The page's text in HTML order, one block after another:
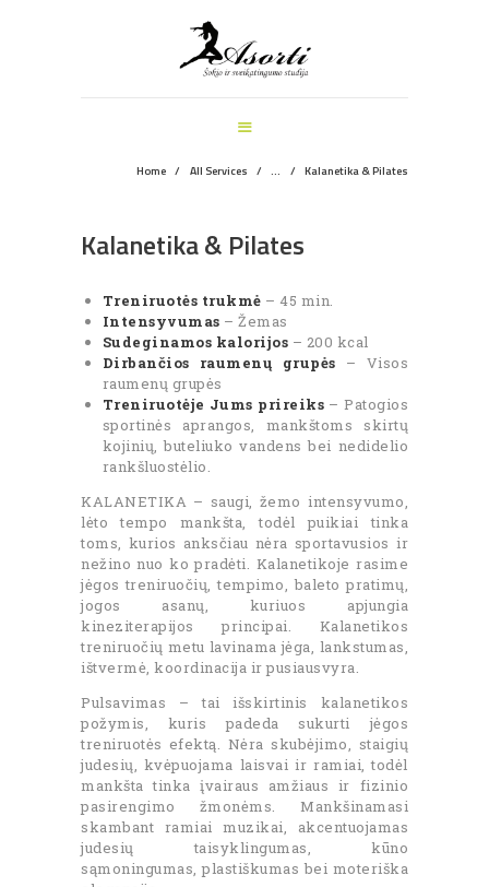
Home All Services ... Kalanetika & Pilates
ŠOKIO IR SVEIKATINGUMO STUDIJA
PAGRINDINIS
ŠOKIŲ UŽSIĖMIMAI
VEIKLOS ŠVENTĖMS
APIE MUS
REGISTRACIJA
Kalanetika & Pilates
Treniruotės trukmė – 45 min.
Intensyvumas – Žemas
Sudeginamos kalorijos – 200 kcal
Dirbančios raumenų grupės – Visos
raumenų grupės
Treniruotėje Jums prireiks – Patogios
sportinės aprangos, mankštoms skirtų
kojinių, buteliuko vandens bei nedidelio
rankšluostėlio.
KALANETIKA – saugi, žemo intensyvumo,
lėto tempo mankšta, todėl puikiai tinka
toms, kurios anksčiau nėra sportavusios ir
nežino nuo ko pradėti. Kalanetikoje rasime
jėgos treniruočių, tempimo, baleto pratimų,
jogos asanų, kuriuos apjungia
kineziterapijos principai. Kalanetikos
treniruočių metu lavinama jėga, lankstumas,
ištvermė, koordinacija ir pusiausvyra.
Pulsavimas – tai išskirtinis kalanetikos
požymis, kuris padeda sukurti jėgos
treniruotės efektą. Nėra skubėjimo, staigių
judesių, kvėpuojama laisvai ir ramiai, todėl
mankšta tinka įvairaus amžiaus ir fizinio
pasirengimo žmonėms. Mankšinamasi
skambant ramiai muzikai, akcentuojamas
judesių taisyklingumas, kūno
sąmoningumas, plastiškumas bei moteriška